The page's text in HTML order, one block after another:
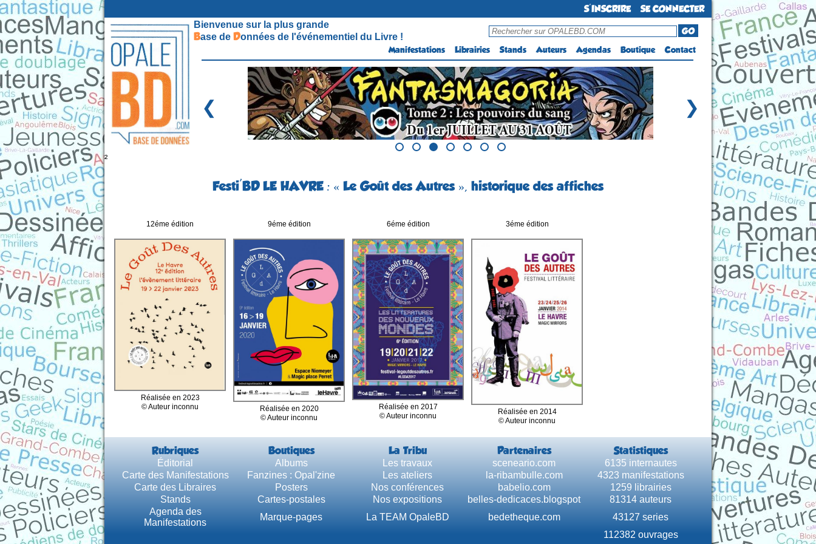
S'INSCRIRE
SE CONNECTER
Bienvenue sur la plus grande
Base de Données de l'événementiel du Livre !
GO
Manifestations
Librairies Stands Auteurs Agendas Boutique Contact
❮ ❯
²
Festi'BD LE HAVRE : « Le Goût des Autres », historique des affiches
12éme édition
Réalisée en 2023
© Auteur inconnu
9éme édition
Réalisée en 2020
© Auteur inconnu
6éme édition
Réalisée en 2017
© Auteur inconnu
3éme édition
Réalisée en 2014
© Auteur inconnu
Rubriques Boutiques La Tribu Partenaires Statistiques
Éditorial Albums Les travaux sceneario.com
6135 internautes
Carte des Manifestations
Fanzines : Opal'zine Les ateliers la-ribambulle.com
4323 manifestations
Carte des Libraires
Posters Nos conférences babelio.com
1259 librairies
Stands
Cartes-postales Nos expositions belles-dedicaces.blogspot
81314 auteurs
Agenda des
Manifestations
Marque-pages La TEAM OpaleBD bedetheque.com
43127 series
112382 ouvrages